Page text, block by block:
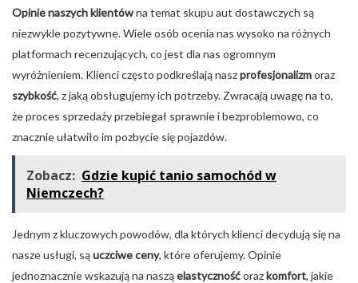
Opinie naszych klientówna temat skupu aut dostawczych są
niezwykle pozytywne. Wiele osób ocenia nas wysoko na różnych
platformach recenzujących, co jest dla nas ogromnym
wyróżnieniem. Klienci często podkreślają naszprofesjonalizmoraz
szybkość, z jaką obsługujemy ich potrzeby. Zwracają uwagę na to,
że proces sprzedaży przebiegał sprawnie i bezproblemowo, co
znacznie ułatwiło im pozbycie się pojazdów.
Zobacz: Gdzie kupić tanio samochód w
Niemczech?
Jednym z kluczowych powodów, dla których klienci decydują się na
nasze usługi, sąuczciwe ceny, które oferujemy. Opinie
jednoznacznie wskazują na nasząelastycznośćorazkomfort, jakie